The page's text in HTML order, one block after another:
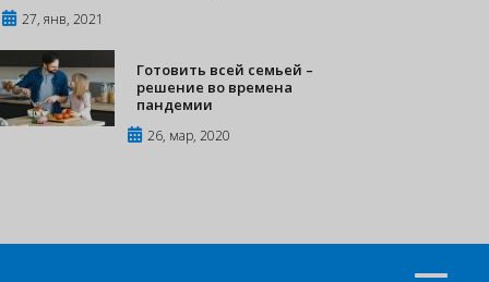
27, янв, 2021
Готовить всей семьей –
решение во времена
пандемии
26, мар, 2020